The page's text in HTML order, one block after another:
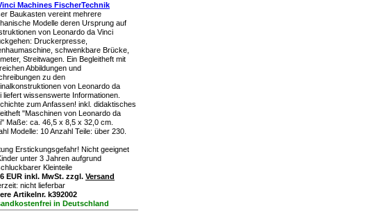
Machines FischerTechnik
Baukasten vereint mehrere
Modelle deren Ursprung auf
von Leonardo da Vinci
Druckerpresse,
schwenkbare Brücke,
Streitwagen. Ein Begleitheft mit
Abbildungen und
zu den
von Leonardo da
liefert wissenswerte Informationen.
zum Anfassen! inkl. didaktisches
"Maschinen von Leonardo da
Maße: ca. 46,5 x 8,5 x 32,0 cm.
Modelle: 10 Anzahl Teile: über 230.
Erstickungsgefahr! Nicht geeignet
unter 3 Jahren aufgrund
Kleinteile
EUR inkl. MwSt. zzgl. Versand
nicht lieferbar
Artikelnr. k392002
in Deutschland